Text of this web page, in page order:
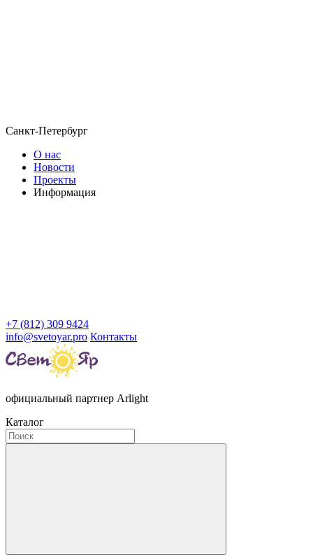
Санкт-Петербург
О нас
Новости
Проекты
Информация
+7 (812) 309 9424
info@svetoyar.pro Контакты
официальный партнер Arlight
Каталог